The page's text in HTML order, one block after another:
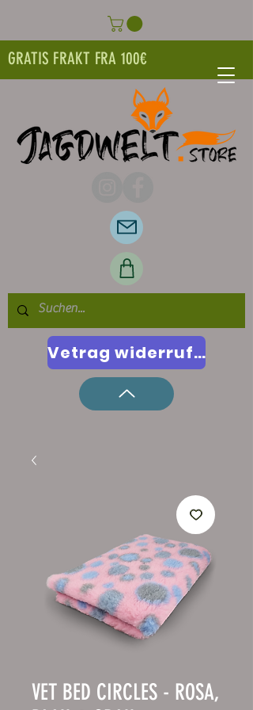
GRATIS FRAKT FRA 100€
Vetrag widerrufen
VET BED CIRCLES - ROSA,